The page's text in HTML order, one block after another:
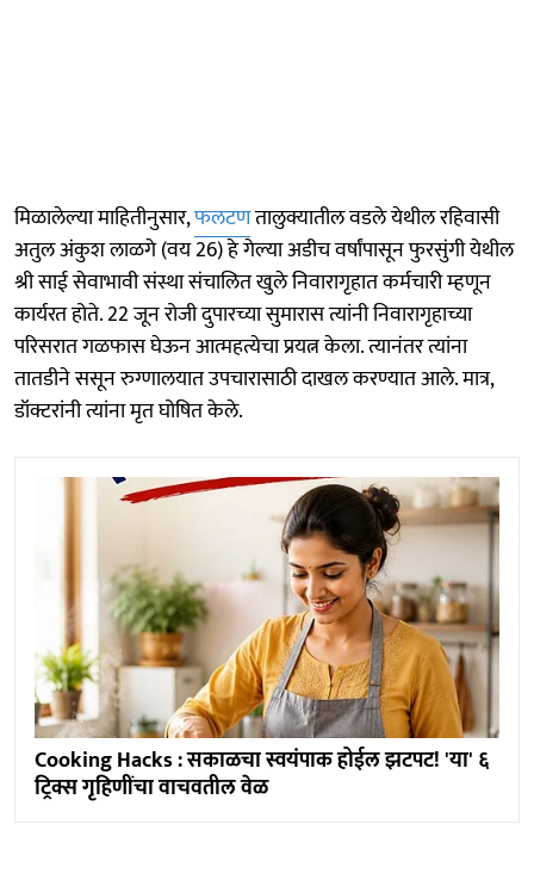
मिळालेल्या माहितीनुसार,फलटणतालुक्यातील वडले येथील रहिवासी
अतुल अंकुश लाळगे (वय 26) हे गेल्या अडीच वर्षांपासून फुरसुंगी येथील
श्री साई सेवाभावी संस्था संचालित खुले निवारागृहात कर्मचारी म्हणून
कार्यरत होते. 22 जून रोजी दुपारच्या सुमारास त्यांनी निवारागृहाच्या
परिसरात गळफास घेऊन आत्महत्येचा प्रयत्न केला. त्यानंतर त्यांना
तातडीने ससून रुग्णालयात उपचारासाठी दाखल करण्यात आले. मात्र,
डॉक्टरांनी त्यांना मृत घोषित केले.
Cooking Hacks : सकाळचा स्वयंपाक होईल झटपट! 'या' ६
ट्रिक्स गृहिणींचा वाचवतील वेळ